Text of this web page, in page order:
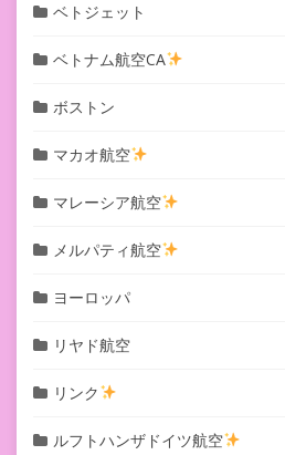
ベトジェット
ベトナム航空CA
ボストン
マカオ航空
マレーシア航空
メルパティ航空
ヨーロッパ
リヤド航空
リンク
ルフトハンザドイツ航空